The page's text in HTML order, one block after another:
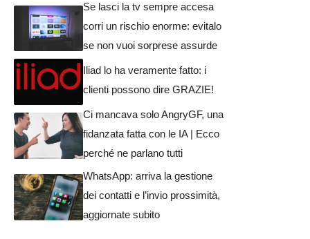
Se lasci la tv sempre accesa
corri un rischio enorme: evitalo
se non vuoi sorprese assurde
Iliad lo ha veramente fatto: i
clienti possono dire GRAZIE!
Ci mancava solo AngryGF, una
fidanzata fatta con le IA | Ecco
perché ne parlano tutti
WhatsApp: arriva la gestione
dei contatti e l’invio prossimità,
aggiornate subito